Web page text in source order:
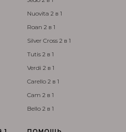
Nuovita 2 в 1
Roan 2 в 1
Silver Cross 2 в 1
Tutis 2 в 1
Verdi 2 в 1
Carello 2 в 1
Cam 2 в 1
Bello 2 в 1